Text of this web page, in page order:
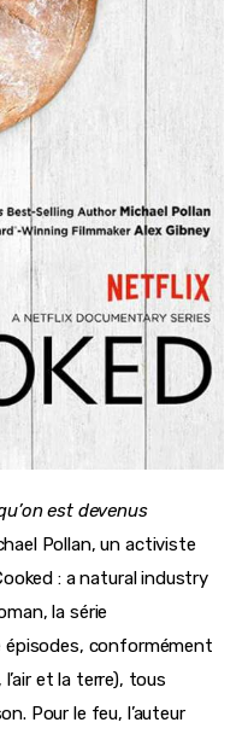
est devenus
Pollan, un activiste
: a natural industry
la série
épisodes, conformément
et la terre), tous
Pour le feu, l’auteur